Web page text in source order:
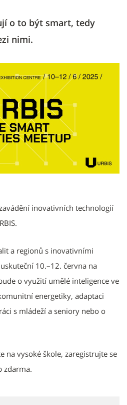
o to být smart, tedy
nimi.
inovativních technologií
a regionů s inovativními
10.–12. června na
o využití umělé inteligence ve
energetiky, adaptaci
s mládeží a seniory nebo o
na vysoké škole, zaregistrujte se
zdarma.